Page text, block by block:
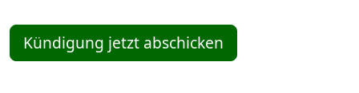
Kündigung jetzt abschicken